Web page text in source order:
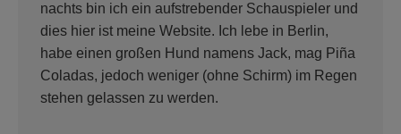
nachts bin ich ein aufstrebender Schauspieler und
dies hier ist meine Website. Ich lebe in Berlin,
habe einen großen Hund namens Jack, mag Piña
Coladas, jedoch weniger (ohne Schirm) im Regen
stehen gelassen zu werden.